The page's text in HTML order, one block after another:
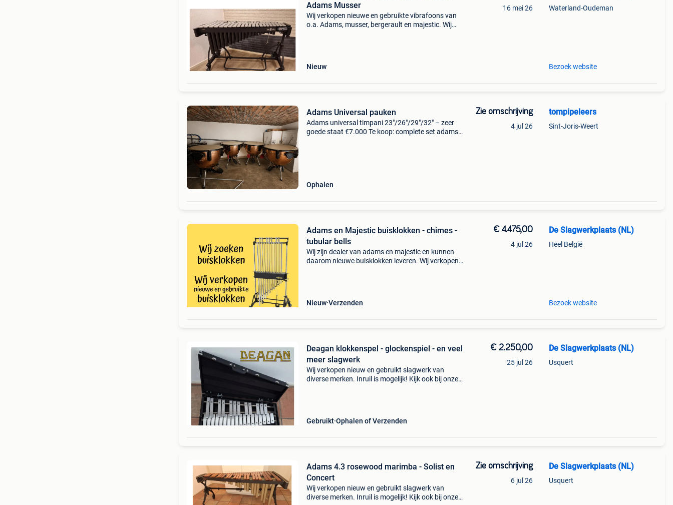
Adams Musser
Wij verkopen nieuwe en gebruikte vibrafoons van
o.a. Adams, musser, bergerault en majestic. Wij
Nieuw
16 mei 26 Waterland-Oudeman
Bezoek website
Adams Universal pauken
Adams universal timpani 23"/26"/29"/32" – zeer
goede staat €7.000 Te koop: complete set adams
Ophalen
Zie omschrijving
4 jul 26
tompipeleers
Sint-Joris-Weert
Adams en Majestic buisklokken - chimes -
tubular bells
Wij zijn dealer van adams en majestic en kunnen
daarom nieuwe buisklokken leveren. Wij verkopen
Nieuw Verzenden
€ 4.475,00
4 jul 26
De Slagwerkplaats (NL)
Heel België
Bezoek website
Deagan klokkenspel - glockenspiel - en veel
meer slagwerk
Wij verkopen nieuw en gebruikt slagwerk van
diverse merken. Inruil is mogelijk! Kijk ook bij onze
Gebruikt Ophalen of Verzenden
€ 2.250,00
25 jul 26
De Slagwerkplaats (NL)
Usquert
Adams 4.3 rosewood marimba - Solist en
Concert
Wij verkopen nieuw en gebruikt slagwerk van
diverse merken. Inruil is mogelijk! Kijk ook bij onze
Zie omschrijving
6 jul 26
De Slagwerkplaats (NL)
Usquert